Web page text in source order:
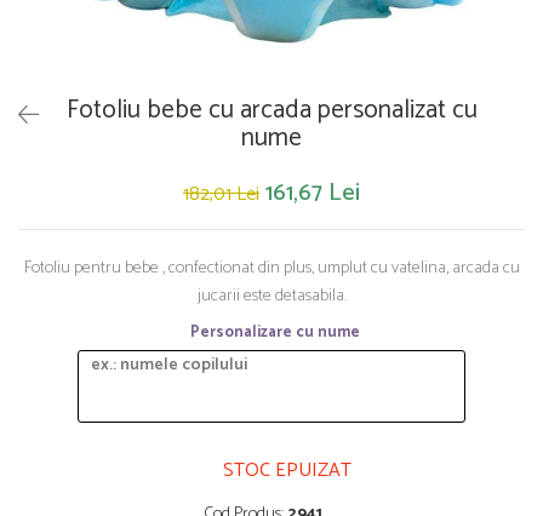
Fotoliu bebe cu arcada personalizat cu
nume
182,01 Lei161,67 Lei
Fotoliu pentru bebe , confectionat din plus, umplut cu vatelina, arcada cu
jucarii este detasabila.
Personalizare cu nume
STOC EPUIZAT